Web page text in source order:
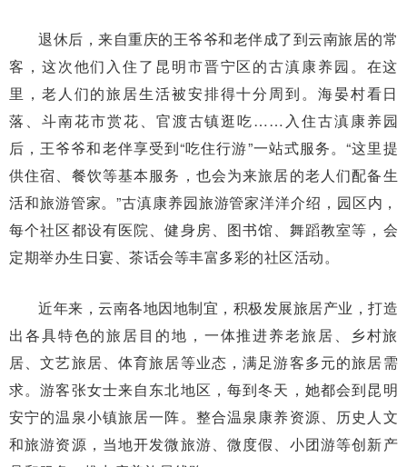
退休后，来自重庆的王爷爷和老伴成了到云南旅居的常
客，这次他们入住了昆明市晋宁区的古滇康养园。在这
里，老人们的旅居生活被安排得十分周到。海晏村看日
落、斗南花市赏花、官渡古镇逛吃……入住古滇康养园
后，王爷爷和老伴享受到“吃住行游”一站式服务。“这里提
供住宿、餐饮等基本服务，也会为来旅居的老人们配备生
活和旅游管家。”古滇康养园旅游管家洋洋介绍，园区内，
每个社区都设有医院、健身房、图书馆、舞蹈教室等，会
定期举办生日宴、茶话会等丰富多彩的社区活动。
近年来，云南各地因地制宜，积极发展旅居产业，打造
出各具特色的旅居目的地，一体推进养老旅居、乡村旅
居、文艺旅居、体育旅居等业态，满足游客多元的旅居需
求。游客张女士来自东北地区，每到冬天，她都会到昆明
安宁的温泉小镇旅居一阵。整合温泉康养资源、历史人文
和旅游资源，当地开发微旅游、微度假、小团游等创新产